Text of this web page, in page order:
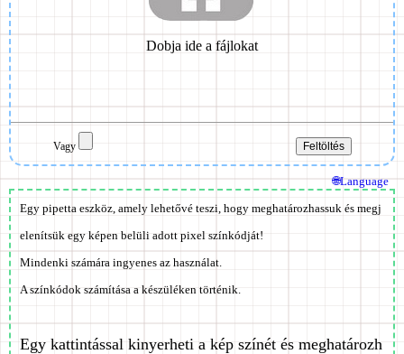
Vagy
Egy pipetta eszköz, amely lehetővé teszi, hogy meghatározhassuk és megj
elenítsük egy képen belüli adott pixel színkódját!
Mindenki számára ingyenes az használat.
A színkódok számítása a készüléken történik.
Egy kattintással kinyerheti a kép színét és meghatározh
🌐Language